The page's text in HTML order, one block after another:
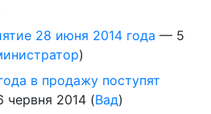
28 июня 2014 года — 5
)
в продажу поступят
червня 2014 (Вад)